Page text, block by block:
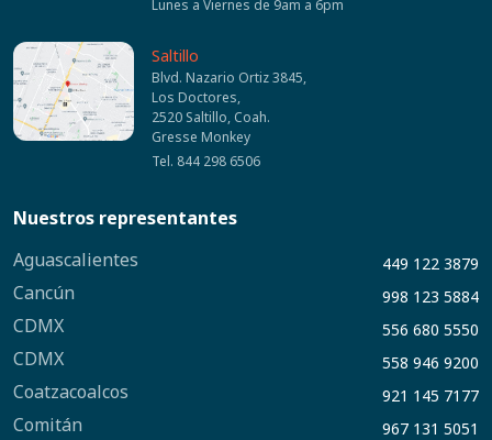
Lunes a Viernes de 9am a 6pm
Saltillo
Blvd. Nazario Ortiz 3845,
Los Doctores,
2520 Saltillo, Coah.
Gresse Monkey
Tel. 844 298 6506
Nuestros representantes
Aguascalientes
449 122 3879
Cancún 998 123 5884
CDMX 556 680 5550
CDMX 558 946 9200
Coatzacoalcos 921 145 7177
Comitán 967 131 5051